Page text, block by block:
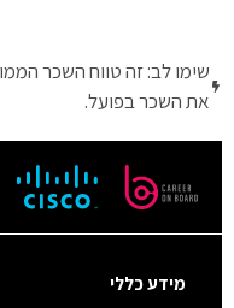
שימו לב: זה טווח השכר
את השכר בפועל.
מידע כללי